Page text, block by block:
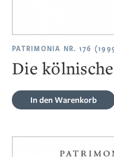
PATRIMONIA NR. 176
Die
In den Warenkorb